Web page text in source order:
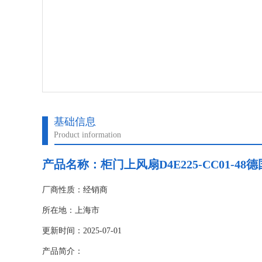
基础信息
Product information
产品名称：柜门上风扇D4E225-CC01-48德
厂商性质：经销商
所在地：上海市
更新时间：2025-07-01
产品简介：